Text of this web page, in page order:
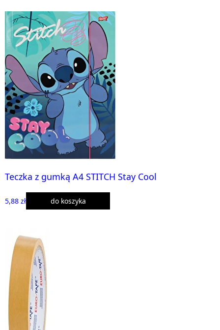
Teczka z gumką A4 STITCH Stay Cool
5,88 zł do koszyka